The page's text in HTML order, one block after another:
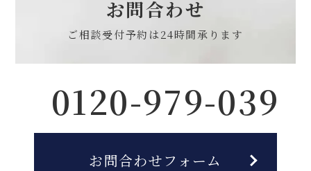
お問合わせ
ご相談受付予約は24時間承ります
0120-979-039
お問合わせフォーム